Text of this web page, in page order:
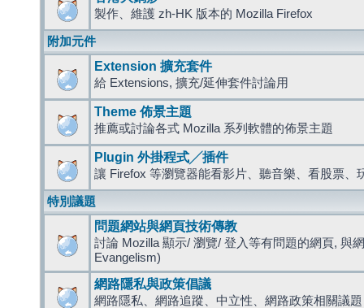
製作、維護 zh-HK 版本的 Mozilla Firefox
附加元件
Extension 擴充套件
給 Extensions, 擴充/延伸套件討論用
Theme 佈景主題
推薦或討論各式 Mozilla 系列軟體的佈景主題
Plugin 外掛程式╱插件
讓 Firefox 等瀏覽器能看影片、聽音樂、看股票、
特別議題
問題網站與網頁技術傳教
討論 Mozilla 顯示/ 瀏覽/ 登入等有問題的網頁, 與
Evangelism)
網路隱私與政策倡議
網路隱私、網路追蹤、中立性、網路政策相關議題